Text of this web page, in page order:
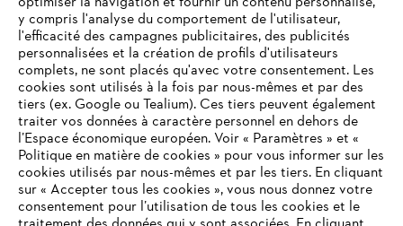
L'Entreprise
STIHL FAQ
VOTRE NAVIGATEUR INTERNET
y compris l'analyse du comportement de l'utilisateur,
l'efficacité des campagnes publicitaires, des publicités
personnalisées et la création de profils d'utilisateurs
complets, ne sont placés qu'avec votre consentement. Les
cookies sont utilisés à la fois par nous-mêmes et par des
tiers (ex. Google ou Tealium). Ces tiers peuvent également
traiter vos données à caractère personnel en dehors de
l’Espace économique européen. Voir « Paramètres » et «
Politique en matière de cookies » pour vous informer sur les
cookies utilisés par nous-mêmes et par les tiers. En cliquant
sur « Accepter tous les cookies », vous nous donnez votre
consentement pour l’utilisation de tous les cookies et le